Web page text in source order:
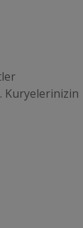
Kuryelerinizin